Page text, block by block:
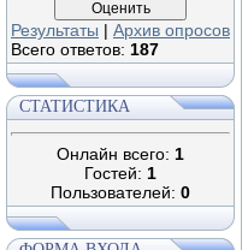
Результаты | Архив опросов
Всего ответов: 187
СТАТИСТИКА
Онлайн всего: 1
Гостей: 1
Пользователей: 0